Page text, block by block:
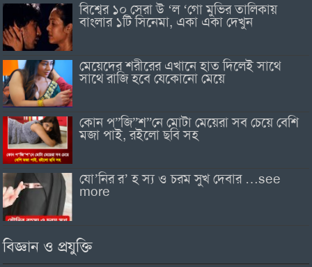
বিশ্বের ১০ সেরা উ ‘ল ‘গো মুভির তালিকায়
বাংলার ১টি সিনেমা, একা একা দেখুন
মেয়েদের শরীরের এখানে হাত দিলেই সাথে
সাথে রাজি হবে যেকোনো মেয়ে
কোন প”জি”শ”নে মোটা মেয়েরা সব চেয়ে বেশি
মজা পাই, রইলো ছবি সহ
যো’নির র’ হ স্য ও চরম সুখ দেবার …see
more
বিজ্ঞান ও প্রযুক্তি